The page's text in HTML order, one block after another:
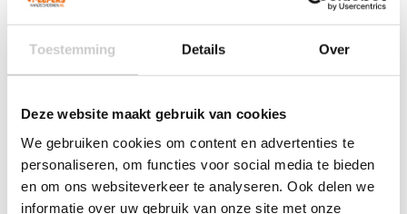
Toestemming Details Over
Deze website maakt gebruik van cookies
We gebruiken cookies om content en advertenties te
personaliseren, om functies voor social media te bieden
en om ons websiteverkeer te analyseren. Ook delen we
informatie over uw gebruik van onze site met onze
EAN code Eigenschappen
Let op! Houd rekening met 1-2 werkdagen extra levertijd
voor bedrukte artikelen.
Bedrukte artikelen kunnen wij helaas niet terugnemen.
Artikelnummer:IA0881 Categorieën:Adidas
Keepershandschoenen
Gras Keepershandschoenen
Keepershandschoenen, Keepershandschoenen SALE
Negatief Naad,Ondergrond,Techniek